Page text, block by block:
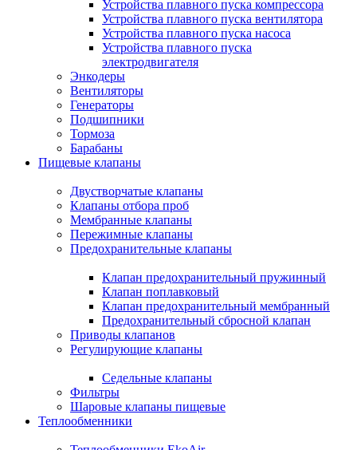
Устройства плавного пуска компрессора
Устройства плавного пуска вентилятора
Устройства плавного пуска насоса
Устройства плавного пуска
электродвигателя
Энкодеры
Вентиляторы
Генераторы
Подшипники
Тормоза
Барабаны
Пищевые клапаны
Двустворчатые клапаны
Клапаны отбора проб
Мембранные клапаны
Пережимные клапаны
Предохранительные клапаны
Клапан предохранительный пружинный
Клапан поплавковый
Клапан предохранительный мембранный
Предохранительный сбросной клапан
Приводы клапанов
Регулирующие клапаны
Седельные клапаны
Фильтры
Шаровые клапаны пищевые
Теплообменники